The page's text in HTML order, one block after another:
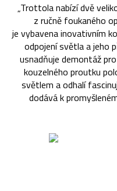
„Trottola nabízí dvě
z ručně foukaného
je vybavena inovativním
odpojení světla a jeho
usnadňuje demontáž
kouzelného proutku
světlem a odhalí
dodává k